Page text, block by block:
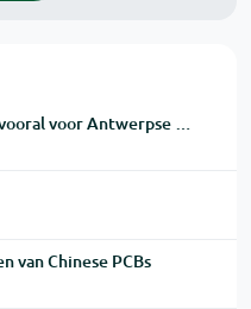
Nieuwe HS lijn in gebruik (vooral voor Antwerpse haven en een beetje NL)
van Chinese PCBs